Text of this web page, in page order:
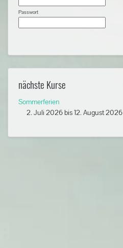
Passwort
nächste Kurse
Sommerferien
2. Juli 2026bis12. August 2026